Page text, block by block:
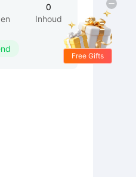
0
Inhoud
Free Gifts